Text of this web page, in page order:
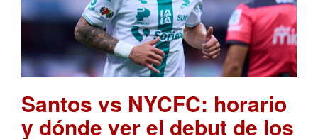
Santos vs NYCFC: horario
y dónde ver el debut de los